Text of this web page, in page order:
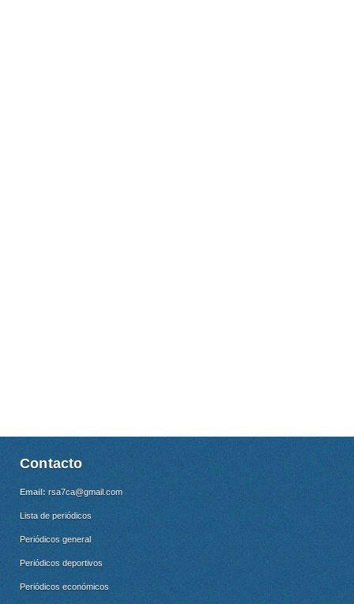
Contacto
Email: rsa7ca@gmail.com
Lista de periódicos
Periódicos general
Periódicos deportivos
Periódicos económicos